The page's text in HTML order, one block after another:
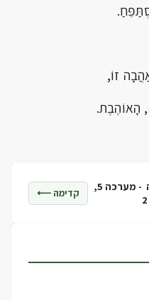
זוֹ,
-
מערכה 5,
קדימה ⟵